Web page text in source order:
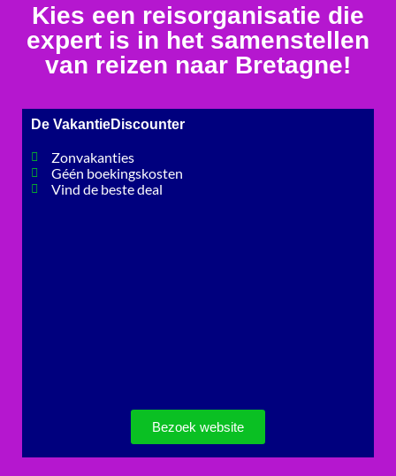
Kies een reisorganisatie die
expert is in het samenstellen
van reizen naar Bretagne!
De VakantieDiscounter
Zonvakanties
Géén boekingskosten
Vind de beste deal
Bezoek website